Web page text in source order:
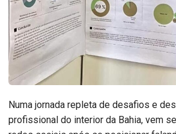
Numa jornada repleta de desafios e
profissional do interior da Bahia, vem